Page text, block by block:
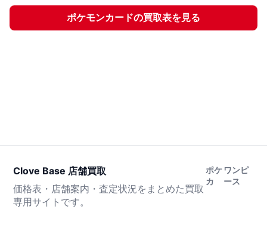
ポケモンカードの買取表を見る
Clove Base 店舗買取
価格表・店舗案内・査定状況をまとめた買取
専用サイトです。
ポケ
カ
ワンピ
ース